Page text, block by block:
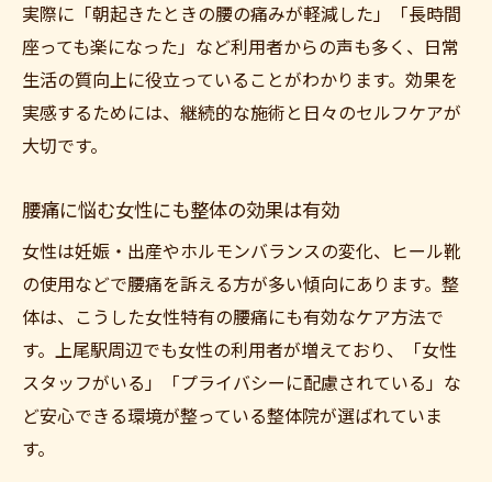
実際に「朝起きたときの腰の痛みが軽減した」「長時間
座っても楽になった」など利用者からの声も多く、日常
生活の質向上に役立っていることがわかります。効果を
実感するためには、継続的な施術と日々のセルフケアが
大切です。
腰痛に悩む女性にも整体の効果は有効
女性は妊娠・出産やホルモンバランスの変化、ヒール靴
の使用などで腰痛を訴える方が多い傾向にあります。整
体は、こうした女性特有の腰痛にも有効なケア方法で
す。上尾駅周辺でも女性の利用者が増えており、「女性
スタッフがいる」「プライバシーに配慮されている」な
ど安心できる環境が整っている整体院が選ばれていま
す。
ご予約はこちら